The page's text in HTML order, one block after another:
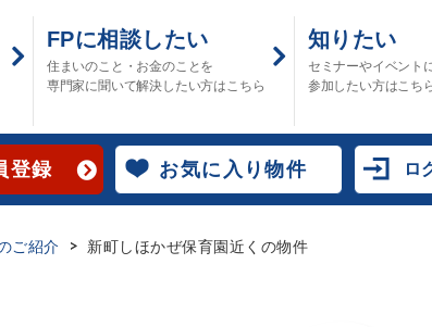
FPに相談したい
住まいのこと・お金のことを
専門家に聞いて解決したい方はこちら
知りたい
セミナーやイベント
参加したい方はこち
登録 お気に入り物件 ロ
ご紹介 新町しほかぜ保育園近くの物件